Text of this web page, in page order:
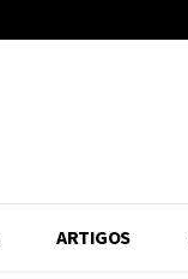
ARTIGOS